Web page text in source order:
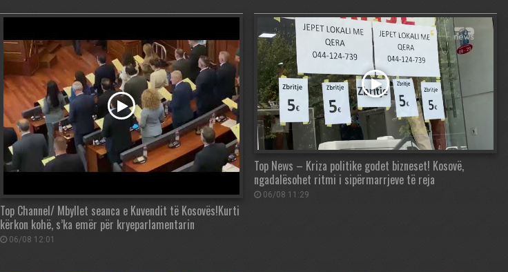
Top Channel/ Mbyllet seanca e Kuvendit të Kosovës!Kurti
kërkon kohë, s’ka emër për kryeparlamentarin
06/08 12:01
Top News – Kriza politike godet bizneset! Kosovë,
ngadalësohet ritmi i sipërmarrjeve të reja
06/08 11:29